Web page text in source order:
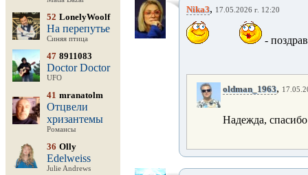
52 LonelyWoolf
На перепутье
Синяя птица
47 8911083
Doctor Doctor
UFO
41 mranatolm
Отцвели
хризантемы
Романсы
36 Olly
Edelweiss
Julie Andrews
Nika3, 17.05.2026 г. 12:20
-
oldman_1963,
Надежда,